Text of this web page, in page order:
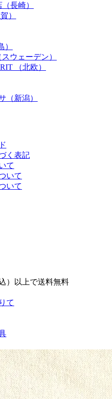
長崎）
）
）
ウェーデン）
（北欧）
新潟）
く表記
て
いて
いて
）以上で送料無料
て